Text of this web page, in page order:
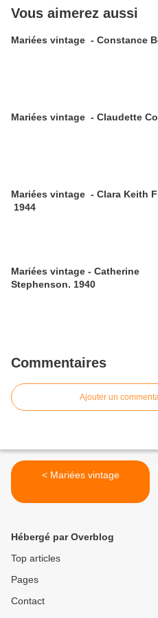
Vous aimerez aussi
Mariées vintage - Constance
Mariées vintage - Claudette
Mariées vintage - Clara Keith
1944
Mariées vintage - Catherine
Stephenson. 1940
Commentaires
Ajouter un
< Mariées vintage
Hébergé par Overblog
Top articles
Pages
Contact